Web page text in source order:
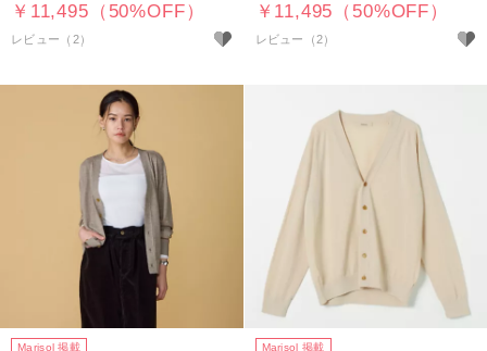
￥11,495（50%OFF）
レビュー（2）
￥11,495（50%OFF）
レビュー（2）
Marisol 掲載 Marisol 掲載